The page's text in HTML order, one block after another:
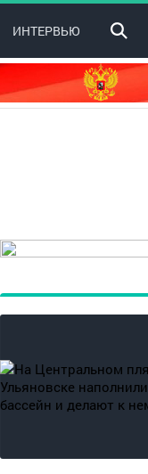
ИНТЕРВЬЮ